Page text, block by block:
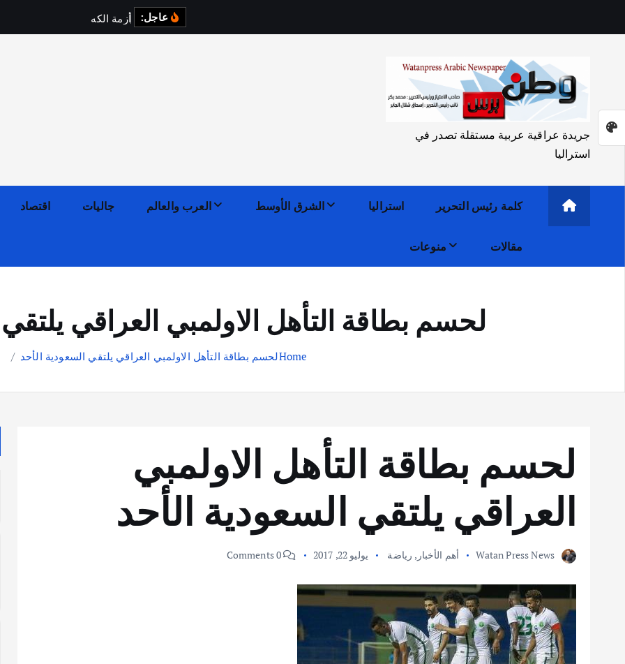
عاجل: أزمة كه ربا ء ف
جريدة عراقية عربية مستقلة تصدر في
استراليا
كلمة رئيس التحرير استراليا الشرق الأوسط العرب والعالم جاليات اقتصاد
مقالات منوعات
لحسم بطاقة التأهل الاولمبي العراقي
Homeلحسم بطاقة التأهل الاولمبي العراقي يلتقي السعودية الأحد
لحسم بطاقة التأهل الاولمبي
العراقي يلتقي السعودية الأحد
Watan Press News أهم الأخبار , رياضة يوليو 22, 2017 0 Comments